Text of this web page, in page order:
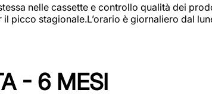
nelle cassette e controllo qualità dei
picco stagionale.L’orario è giornaliero dal
- 6 MESI